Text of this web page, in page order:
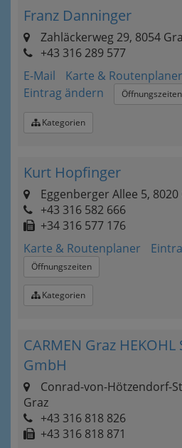
Franz Danninger
Zahläckerweg 29, 8054
+43 316 289 577
E-Mail
Karte & Routenplaner
Eintrag ändern
Öffnungszeiten
Kategorien
Kurt Hopfinger
Eggenberger Allee 5, 8020
+43 316 582 666
+34 316 577 176
Karte & Routenplaner
Öffnungszeiten
Kategorien
CARMEN Graz
GmbH
Conrad-von-Hötzendorf-
Graz
+43 316 818 826
+43 316 818 871